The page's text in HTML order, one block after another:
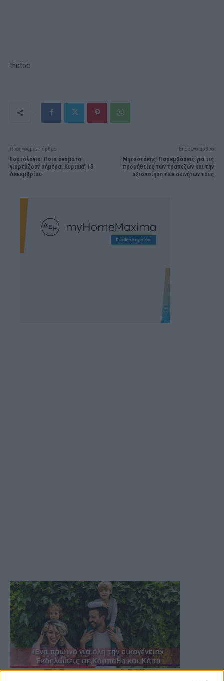
thetoc
Προηγούμενο άρθρο
Εορτολόγιο: Ποια ονόματα
γιορτάζουν σήμερα, Κυριακή 15
Δεκεμβρίου
Επόμενο άρθρο
Μητσοτάκης: Παρεμβάσεις για τις
προμήθειες των τραπεζών και την
αξιοποίηση των ακινήτων τους